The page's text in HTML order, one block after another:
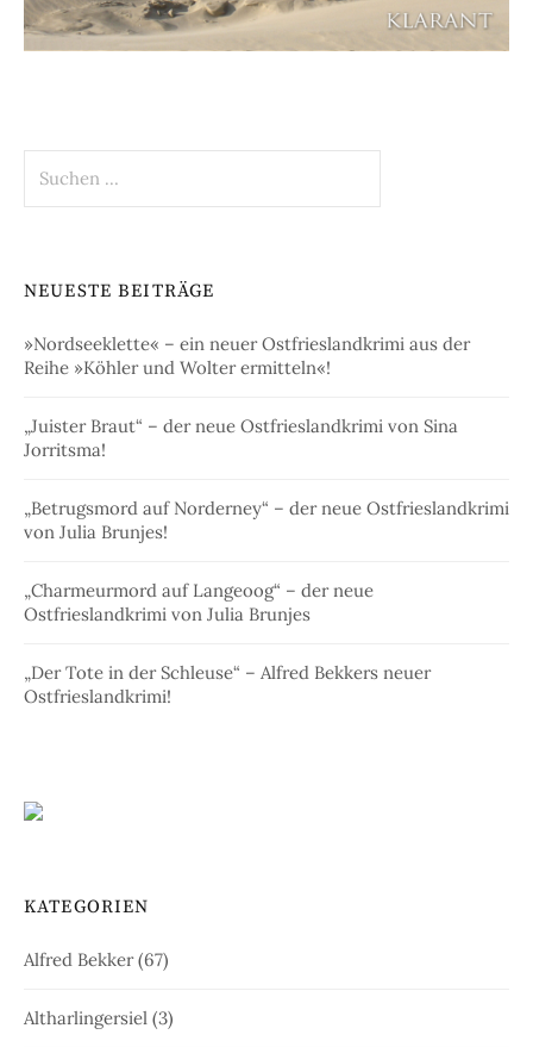
nach:
NEUESTE BEITRÄGE
»Nordseeklette« – ein neuer Ostfrieslandkrimi aus der
Reihe »Köhler und Wolter ermitteln«!
„Juister Braut“ – der neue Ostfrieslandkrimi von Sina
Jorritsma!
„Betrugsmord auf Norderney“ – der neue Ostfrieslandkrimi
von Julia Brunjes!
„Charmeurmord auf Langeoog“ – der neue
Ostfrieslandkrimi von Julia Brunjes
„Der Tote in der Schleuse“ – Alfred Bekkers neuer
Ostfrieslandkrimi!
KATEGORIEN
Alfred Bekker(67)
Altharlingersiel (3)